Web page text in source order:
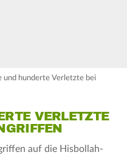
und hunderte Verletzte bei
VERLETZTE
auf die Hisbollah-